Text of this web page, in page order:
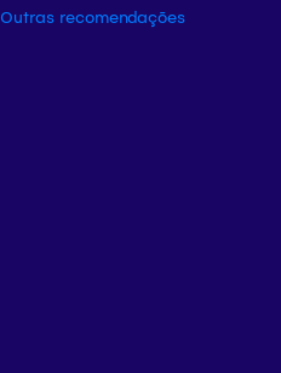
Outras recomendações